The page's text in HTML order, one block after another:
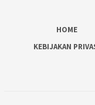
HOME
KEBIJAKAN